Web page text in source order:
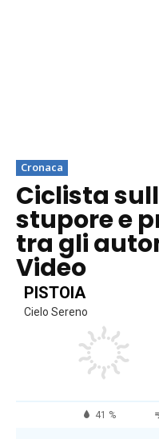
Cronaca
Ciclista
stupore e
tra gli
Video
PISTOIA
Cielo Sereno
41 %